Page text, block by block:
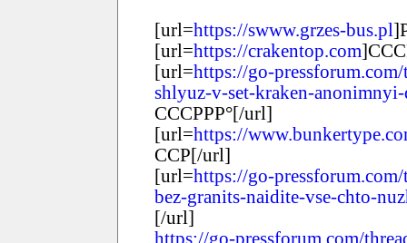
[url=https://swww.grzes-bus.pl
[url=https://crakentop.com
[url=https://go-
shlyuz-v-set-kraken-
СССРРР°[/url]
[url=https://
ССР[/url]
[url=https://go-
bez-granits-naidite-vse-chto-
[/url]
https://go-pressforum.com/